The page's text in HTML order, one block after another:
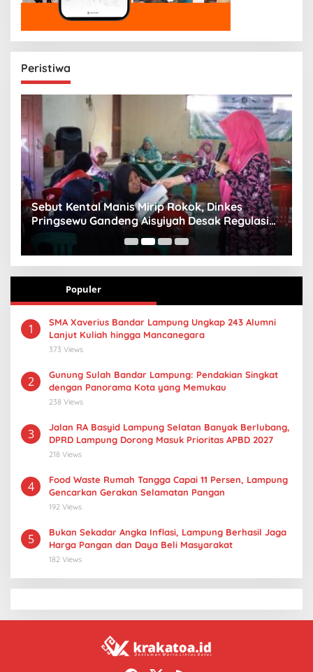
Peristiwa
Sebut Kental Manis Mirip Rokok, Dinkes
Pringsewu Gandeng Aisyiyah Desak Regulasi
Gizi Anak
Populer
1
SMA Xaverius Bandar Lampung Ungkap 243 Alumni
Lanjut Kuliah hingga Mancanegara
373 Views
2
Gunung Sulah Bandar Lampung: Pendakian Singkat
dengan Panorama Kota yang Memukau
238 Views
3
Jalan RA Basyid Lampung Selatan Banyak Berlubang,
DPRD Lampung Dorong Masuk Prioritas APBD 2027
218 Views
4
Food Waste Rumah Tangga Capai 11 Persen, Lampung
Gencarkan Gerakan Selamatan Pangan
192 Views
5
Bukan Sekadar Angka Inflasi, Lampung Berhasil Jaga
Harga Pangan dan Daya Beli Masyarakat
182 Views